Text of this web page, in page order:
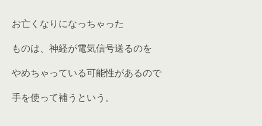
お亡くなりになっちゃった
ものは、神経が電気信号送るのを
やめちゃっている可能性があるので
手を使って補うという。